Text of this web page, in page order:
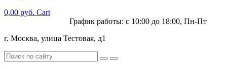
0,00 руб. Cart
График работы: с 10:00 до 18:00, Пн-Пт
г. Москва, улица Тестовая, д1